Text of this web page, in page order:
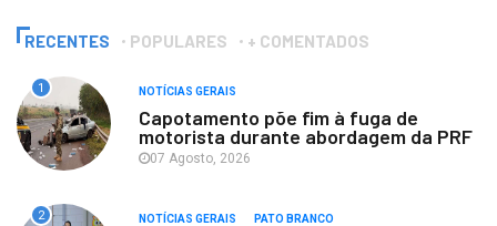
RECENTES POPULARES + COMENTADOS
1 NOTÍCIAS GERAIS
Capotamento põe fim à fuga de
motorista durante abordagem da PRF
07 Agosto, 2026
2 NOTÍCIAS GERAIS PATO BRANCO